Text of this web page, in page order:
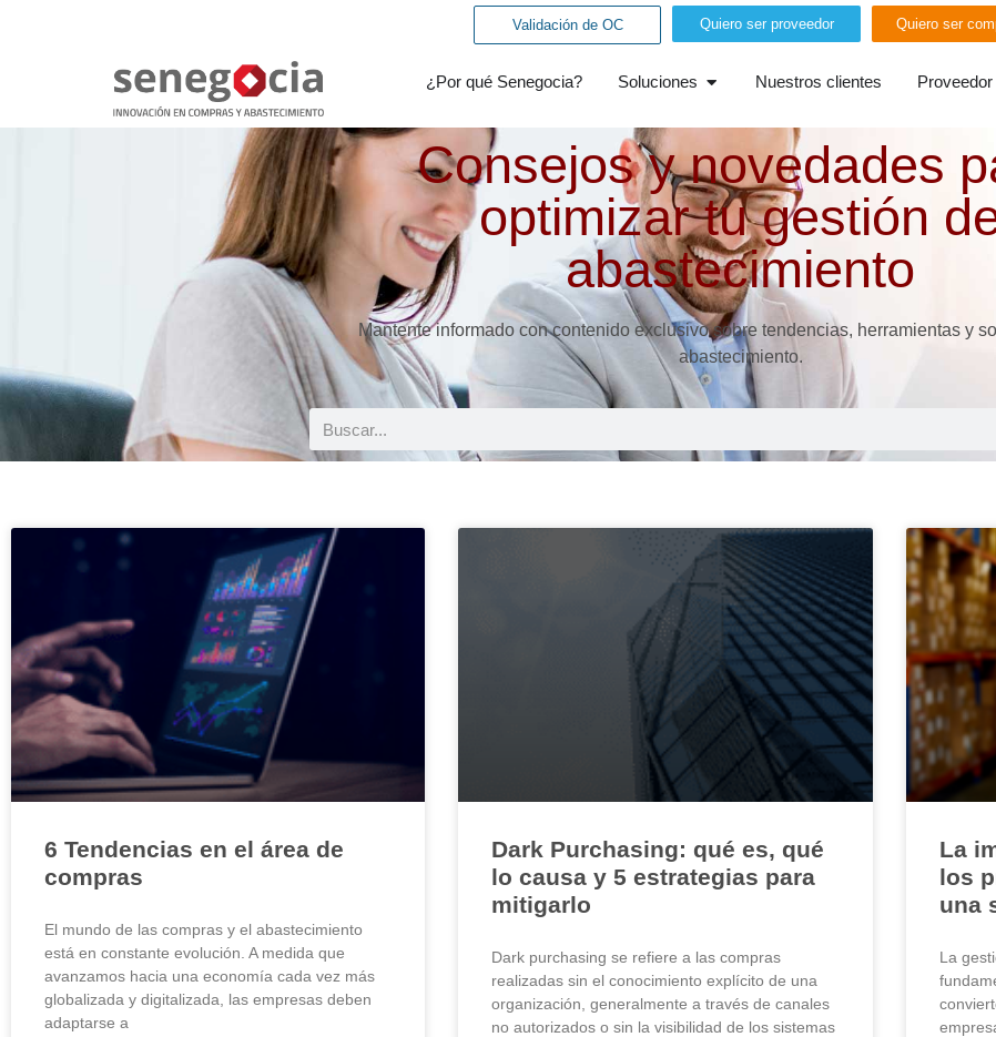
Validación de OC Quiero ser proveedor Quiero ser
¿Por qué Senegocia? Soluciones Nuestros clientes Proveedor
Consejos y novedades
optimizar tu gestión
abastecimiento
Mantente informado con contenido exclusivo sobre tendencias, herramientas y
abastecimiento.
6 Tendencias en el área de
compras
El mundo de las compras y el abastecimiento
está en constante evolución. A medida que
avanzamos hacia una economía cada vez más
globalizada y digitalizada, las empresas deben
adaptarse a
Dark Purchasing: qué es, qué
lo causa y 5 estrategias para
mitigarlo
Dark purchasing se refiere a las compras
realizadas sin el conocimiento explícito de una
organización, generalmente a través de canales
no autorizados o sin la visibilidad de los sistemas
La
los
una
La